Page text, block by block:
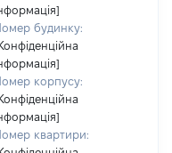
будинку:
корпусу:
квартири: